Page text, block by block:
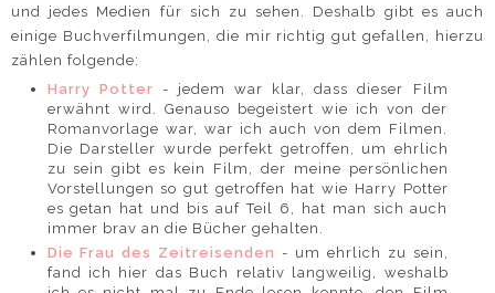
und jedes Medien für sich zu sehen. Deshalb gibt es auch
einige Buchverfilmungen, die mir richtig gut gefallen, hierzu
zählen folgende:
Harry Potter
- jedem war klar, dass dieser Film
erwähnt wird. Genauso begeistert wie ich von der
Romanvorlage war, war ich auch von dem Filmen.
Die Darsteller wurde perfekt getroffen, um ehrlich
zu sein gibt es kein Film, der meine persönlichen
Vorstellungen so gut getroffen hat wie Harry Potter
es getan hat und bis auf Teil 6, hat man sich auch
immer brav an die Bücher gehalten.
Die Frau des Zeitreisenden - um ehrlich zu sein,
fand ich hier das Buch relativ langweilig, weshalb